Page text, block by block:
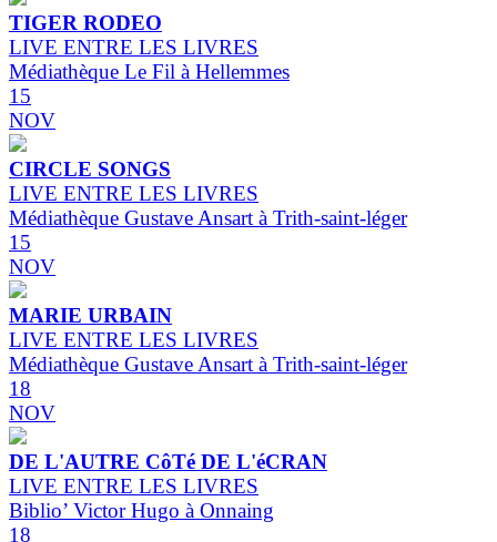
TIGER RODEO
LIVE ENTRE LES LIVRES
Médiathèque Le Fil à Hellemmes
15
NOV
CIRCLE SONGS
LIVE ENTRE LES LIVRES
Médiathèque Gustave Ansart à Trith-saint-léger
15
NOV
MARIE URBAIN
LIVE ENTRE LES LIVRES
Médiathèque Gustave Ansart à Trith-saint-léger
18
NOV
DE L'AUTRE CôTé DE L'éCRAN
LIVE ENTRE LES LIVRES
Biblio’ Victor Hugo à Onnaing
18